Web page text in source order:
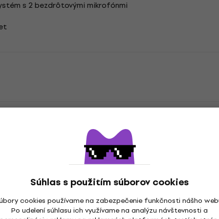
Súhlas s použitím súborov cookies
cookies používame na zabezpečenie funkčnosti nášho
Po udelení súhlasu ich využívame na analýzu návštevnosti a
s 2 bezdrôtovými mikrofónmi
Kompatibilné s